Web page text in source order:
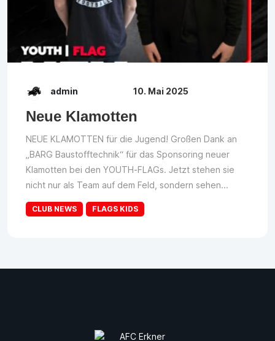
admin 10. Mai 2025
Neue Klamotten
NEUE KLAMOTTEN für die Jugend! Großen Dank an
„BARG Baustofftechnik“ für das Sponsoring neuer
Klamotten bei den YOUTH-FLAGs. Jetzt stehen sie
nicht nur als Team auf dem Feld, sondern sehen...
CLUB NEWS FLAGS KIDS